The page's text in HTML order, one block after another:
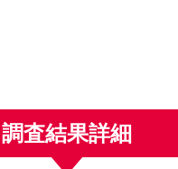
調査結果詳細